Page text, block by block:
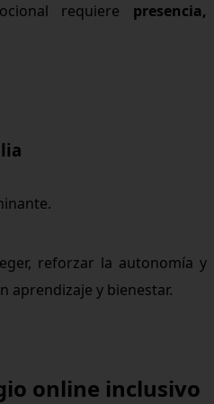
requiere presencia,
reforzar la autonomía y
aprendizaje y bienestar.
online inclusivo